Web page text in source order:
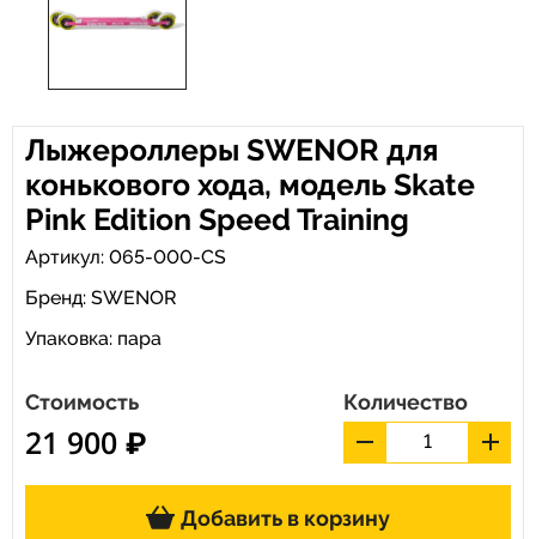
Лыжероллеры SWENOR для
конькового хода, модель Skate
Pink Edition Speed Training
Артикул: 065-000-CS
Бренд: SWENOR
Упаковка: пара
Стоимость
21 900 ₽
Количество
Добавить в корзину